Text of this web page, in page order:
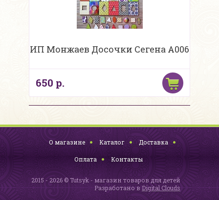
ИП Монжаев Досочки Сегена А006
650 р.
О магазине Каталог Доставка
Оплата Контакты
2015 - 2026 © Tutsyk - магазин товаров для детей
Разработано в Digital Clouds